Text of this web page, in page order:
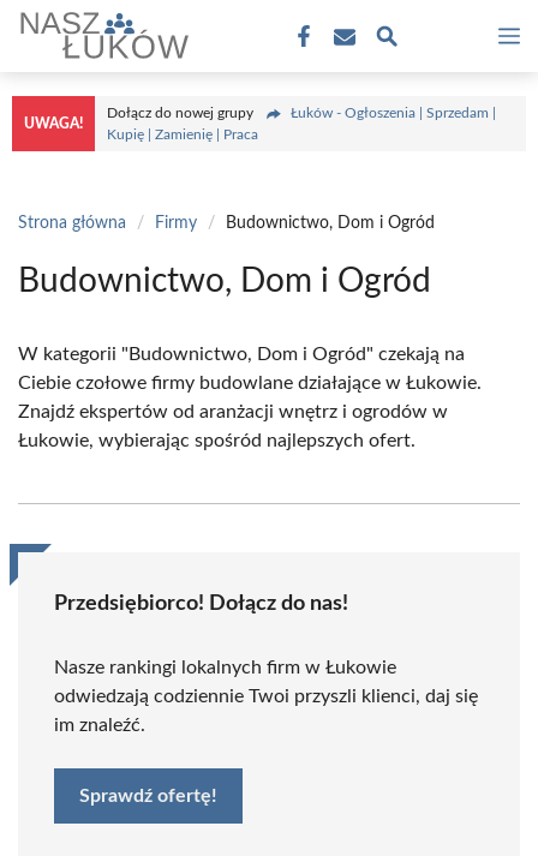
Przejdź
treści
UWAGA!
Dołącz do nowej grupy
Łuków - Ogłoszenia | Sprzedam |
Kupię | Zamienię | Praca
Strona główna / Firmy / Budownictwo, Dom i Ogród
Budownictwo, Dom i Ogród
W kategorii "Budownictwo, Dom i Ogród" czekają na
Ciebie czołowe firmy budowlane działające w Łukowie.
Znajdź ekspertów od aranżacji wnętrz i ogrodów w
Łukowie, wybierając spośród najlepszych ofert.
Przedsiębiorco! Dołącz do nas!
Nasze rankingi lokalnych firm w Łukowie
odwiedzają codziennie Twoi przyszli klienci, daj się
im znaleźć.
Sprawdź ofertę!